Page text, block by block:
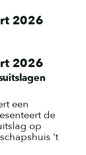
2026
2026
een
de
op
't